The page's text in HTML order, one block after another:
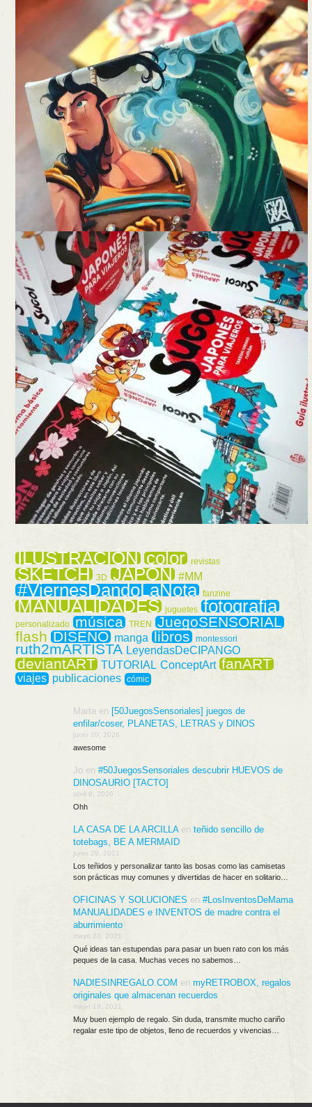
ILUSTRACIÓN color revistas
SKETCH 3D JAPÓN #MM
#ViernesDandoLaNota fanzine
MANUALIDADES juguetes fotografia
personalizado música TREN
JuegoSENSORIAL
flash DISEÑO manga libros montessori
ruth2mARTISTA LeyendasDeCIPANGO
deviantART TUTORIAL ConceptArt fanART
viajes publicaciones cómic
Marta en [50JuegosSensoriales] juegos de
enfilar/coser, PLANETAS, LETRAS y DINOS
junio 10, 2026
awesome
Jo en #50JuegosSensoriales descubrir HUEVOS de
DINOSAURIO [TACTO]
abril 9, 2026
Ohh
LA CASA DE LA ARCILLAen teñido sencillo de
totebags, BE A MERMAID
junio 29, 2021
Los teñidos y personalizar tanto las bosas como las camisetas
son prácticas muy comunes y divertidas de hacer en solitario…
OFICINAS Y SOLUCIONES en #LosInventosDeMama
MANUALIDADES e INVENTOS de madre contra el
aburrimiento
mayo 20, 2021
Qué ideas tan estupendas para pasar un buen rato con los más
peques de la casa. Muchas veces no sabemos…
NADIESINREGALO.COM en myRETROBOX, regalos
originales que almacenan recuerdos
mayo 19, 2021
Muy buen ejemplo de regalo. Sin duda, transmite mucho cariño
regalar este tipo de objetos, lleno de recuerdos y vivencias…